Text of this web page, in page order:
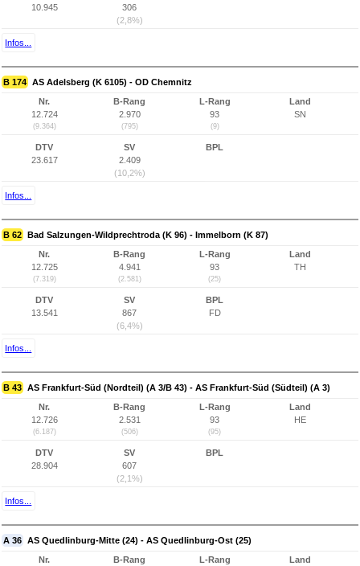
10.945
306
(2,8%)
Infos...
B 174 AS Adelsberg (K 6105) - OD Chemnitz
Nr.
12.724
(9.364)
B-Rang
2.970
(795)
L-Rang
93
(9)
Land
SN
DTV
23.617
SV
2.409
(10,2%)
BPL
Infos...
B 62 Bad Salzungen-Wildprechtroda (K 96) - Immelborn (K 87)
Nr.
12.725
(7.319)
B-Rang
4.941
(2.581)
L-Rang
93
(25)
Land
TH
DTV
13.541
SV
867
(6,4%)
BPL
FD
Infos...
B 43 AS Frankfurt-Süd (Nordteil) (A 3/B 43) - AS Frankfurt-Süd (Südteil) (A 3)
Nr.
12.726
(6.187)
B-Rang
2.531
(506)
L-Rang
93
(95)
Land
HE
DTV
28.904
SV
607
(2,1%)
BPL
Infos...
A 36 AS Quedlinburg-Mitte (24) - AS Quedlinburg-Ost (25)
Nr.
B-Rang
L-Rang
Land